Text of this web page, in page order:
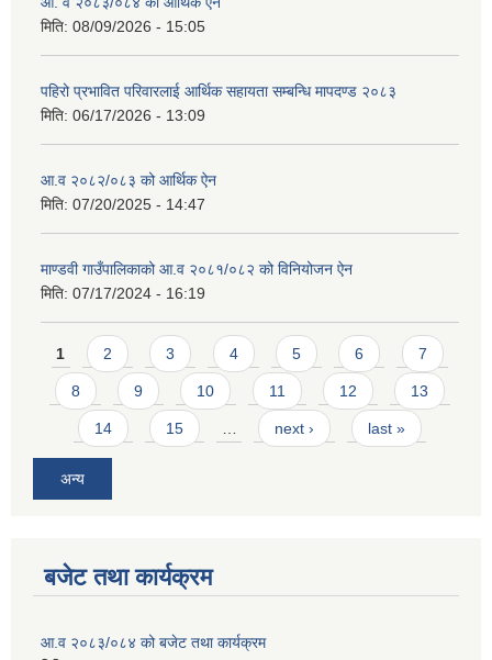
मिति: 08/09/2026 - 15:05
पहिरो प्रभावित परिवारलाई आर्थिक सहायता सम्बन्धि मापदण्ड २०८३
मिति: 06/17/2026 - 13:09
आ.व २०८२/०८३ को आर्थिक ऐन
मिति: 07/20/2025 - 14:47
माण्डवी गाउँपालिकाको आ.व २०८१/०८२ को विनियोजन ऐन
मिति: 07/17/2024 - 16:19
Pages
1 2 3 4 5 6 7
8 9 10 11 12 13
14 15 next › last »
अन्य
बजेट तथा कार्यक्रम
आ.व २०८३/०८४ को बजेट तथा कार्यक्रम